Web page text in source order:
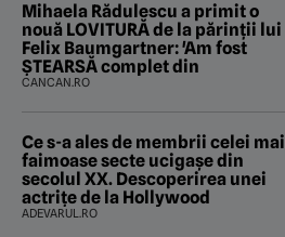
Mihaela Rădulescu a primit o
nouă LOVITURĂ de la părinții lui
Felix Baumgartner: 'Am fost
ȘTEARSĂ complet din
CANCAN.RO
Ce s-a ales de membrii celei mai
faimoase secte ucigașe din
secolul XX. Descoperirea unei
actrițe de la Hollywood
ADEVARUL.RO